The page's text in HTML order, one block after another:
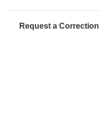
Request a Correction